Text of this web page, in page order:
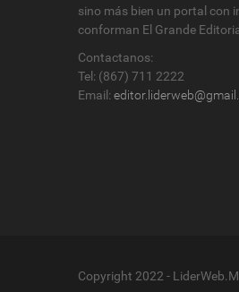
sino más bien un portal con
conforman El Grande
Contactanos:
Tel: (867) 711 2222
Email:
Copyright 2022 -